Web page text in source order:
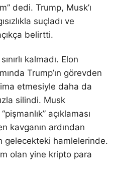
dedi. Trump, Musk’ı
suçladı ve
belirtti.
kalmadı. Elon
Trump’ın görevden
ima etmesiyle daha da
silindi. Musk
açıklaması
kavganın ardından
gelecekteki hamlelerinde.
olan yine kripto para